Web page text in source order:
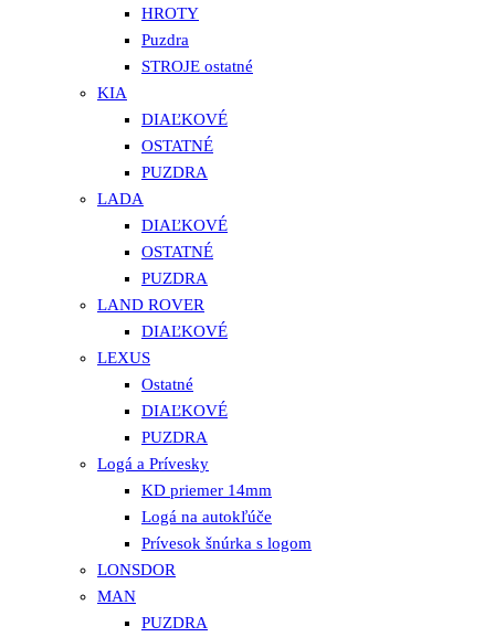
HROTY
Puzdra
STROJE ostatné
KIA
DIAĽKOVÉ
OSTATNÉ
PUZDRA
LADA
DIAĽKOVÉ
OSTATNÉ
PUZDRA
LAND ROVER
DIAĽKOVÉ
LEXUS
Ostatné
DIAĽKOVÉ
PUZDRA
Logá a Prívesky
KD priemer 14mm
Logá na autokľúče
Prívesok šnúrka s logom
LONSDOR
MAN
PUZDRA